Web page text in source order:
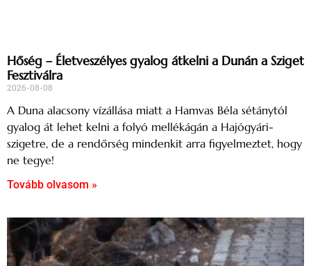
Hőség – Életveszélyes gyalog átkelni a Dunán a Sziget
Fesztiválra
2026-08-08
A Duna alacsony vízállása miatt a Hamvas Béla sétánytól
gyalog át lehet kelni a folyó mellékágán a Hajógyári-
szigetre, de a rendőrség mindenkit arra figyelmeztet, hogy
ne tegye!
Tovább olvasom »